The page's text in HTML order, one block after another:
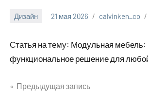
Дизайн 21 мая 2026 calvinken_co
Статья на тему: Модульная мебель:
функциональное решение для
Предыдущая запись